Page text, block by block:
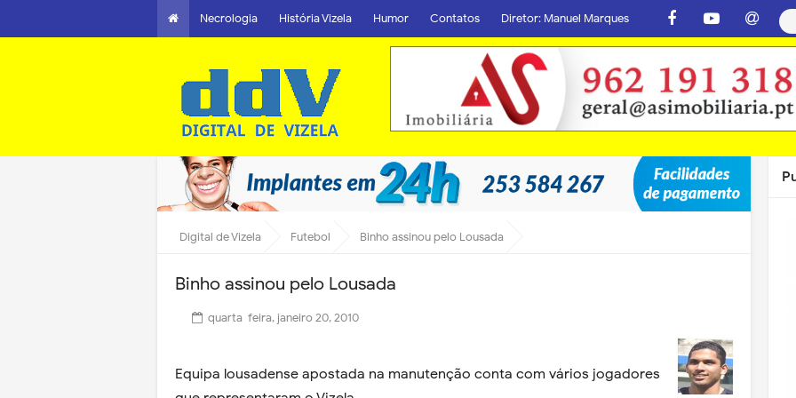
Necrologia História Vizela Humor Contatos Diretor: Manuel Marques
Digital de Vizela Futebol Binho assinou pelo Lousada
Binho assinou pelo Lousada
quarta-feira, janeiro 20, 2010
Equipa lousadense apostada na manutenção conta com vários jogadores